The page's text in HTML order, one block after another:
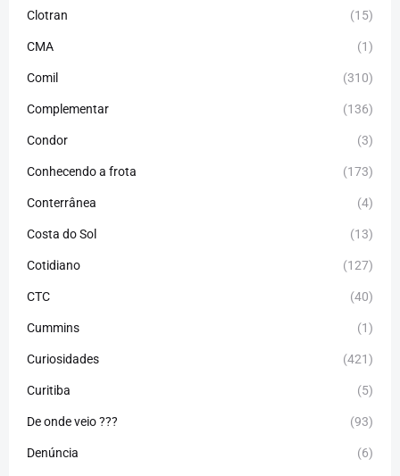
Clotran (15)
CMA (1)
Comil (310)
Complementar (136)
Condor (3)
Conhecendo a frota (173)
Conterrânea (4)
Costa do Sol (13)
Cotidiano (127)
CTC (40)
Cummins (1)
Curiosidades (421)
Curitiba (5)
De onde veio ??? (93)
Denúncia (6)